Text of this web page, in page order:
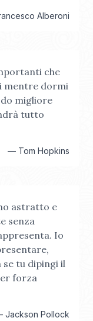
Alberoni
che
mentre dormi
migliore
tutto
— Tom Hopkins
astratto e
senza
Io
se tu dipingi il
forza
Jackson Pollock